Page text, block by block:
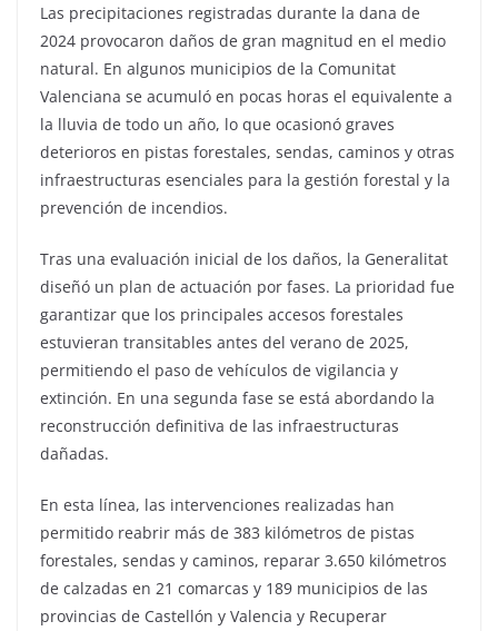
Las precipitaciones registradas durante la dana de
2024 provocaron daños de gran magnitud en el medio
natural. En algunos municipios de la Comunitat
Valenciana se acumuló en pocas horas el equivalente a
la lluvia de todo un año, lo que ocasionó graves
deterioros en pistas forestales, sendas, caminos y otras
infraestructuras esenciales para la gestión forestal y la
prevención de incendios.
Tras una evaluación inicial de los daños, la Generalitat
diseñó un plan de actuación por fases. La prioridad fue
garantizar que los principales accesos forestales
estuvieran transitables antes del verano de 2025,
permitiendo el paso de vehículos de vigilancia y
extinción. En una segunda fase se está abordando la
reconstrucción definitiva de las infraestructuras
dañadas.
En esta línea, las intervenciones realizadas han
permitido reabrir más de 383 kilómetros de pistas
forestales, sendas y caminos, reparar 3.650 kilómetros
de calzadas en 21 comarcas y 189 municipios de las
provincias de Castellón y Valencia y Recuperar